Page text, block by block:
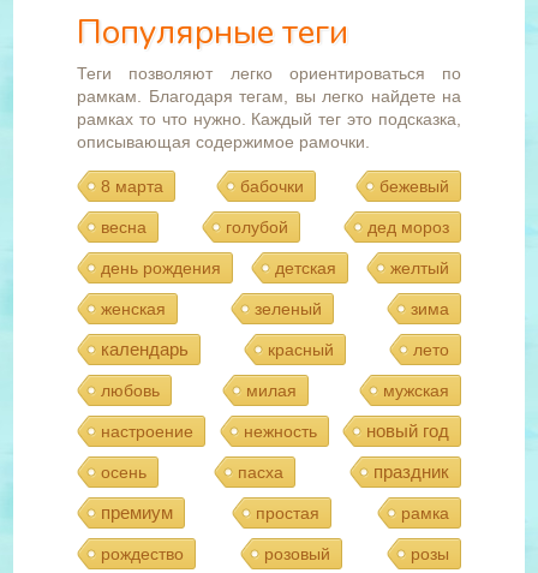
Популярные теги
Теги позволяют легко ориентироваться по
рамкам. Благодаря тегам, вы легко найдете на
рамках то что нужно. Каждый тег это подсказка,
описывающая содержимое рамочки.
8 марта бабочки бежевый
весна голубой дед мороз
день рождения детская желтый
женская зеленый зима
календарь красный лето
любовь милая мужская
настроение нежность новый год
осень пасха
праздник
премиум
простая рамка
рождество розовый розы